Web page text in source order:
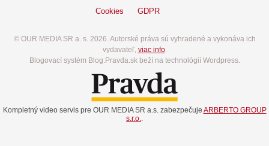
Cookies GDPR
© OUR MEDIA SR a. s. 2026. Autorské práva sú vyhradené a vykonáva ich
vydavateľ, viac info.
Blogovací systém Blog.Pravda.sk beží na technológií Wordpress.
Kompletný video servis pre OUR MEDIA SR a.s. zabezpečuje ARBERTO GROUP
s.r.o.